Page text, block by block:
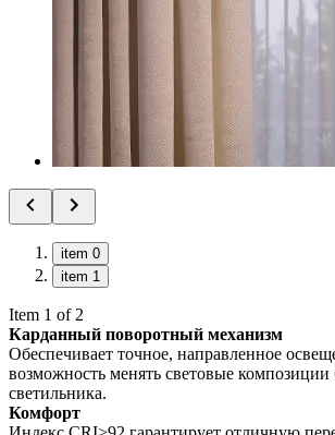
item 0
item 1
Item 1 of 2
Карданный поворотный механизм
Обеспечивает точное, направленное
возможность менять световые
светильника.
Комфорт